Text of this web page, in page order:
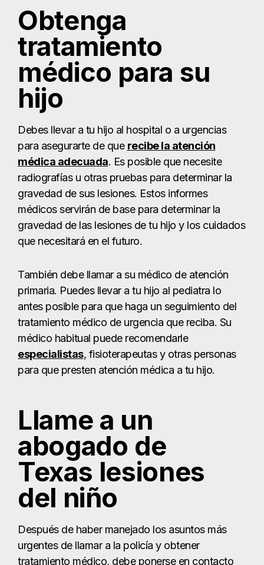
Obtenga
tratamiento
médico para su
hijo
Debes llevar a tu hijo al hospital o a urgencias
para asegurarte de que recibe la atención
médica adecuada. Es posible que necesite
radiografías u otras pruebas para determinar la
gravedad de sus lesiones. Estos informes
médicos servirán de base para determinar la
gravedad de las lesiones de tu hijo y los cuidados
que necesitará en el futuro.
También debe llamar a su médico de atención
primaria. Puedes llevar a tu hijo al pediatra lo
antes posible para que haga un seguimiento del
tratamiento médico de urgencia que reciba. Su
médico habitual puede recomendarle
especialistas, fisioterapeutas y otras personas
para que presten atención médica a tu hijo.
Llame a un
abogado de
Texas lesiones
del niño
Después de haber manejado los asuntos más
urgentes de llamar a la policía y obtener
tratamiento médico, debe ponerse en contacto